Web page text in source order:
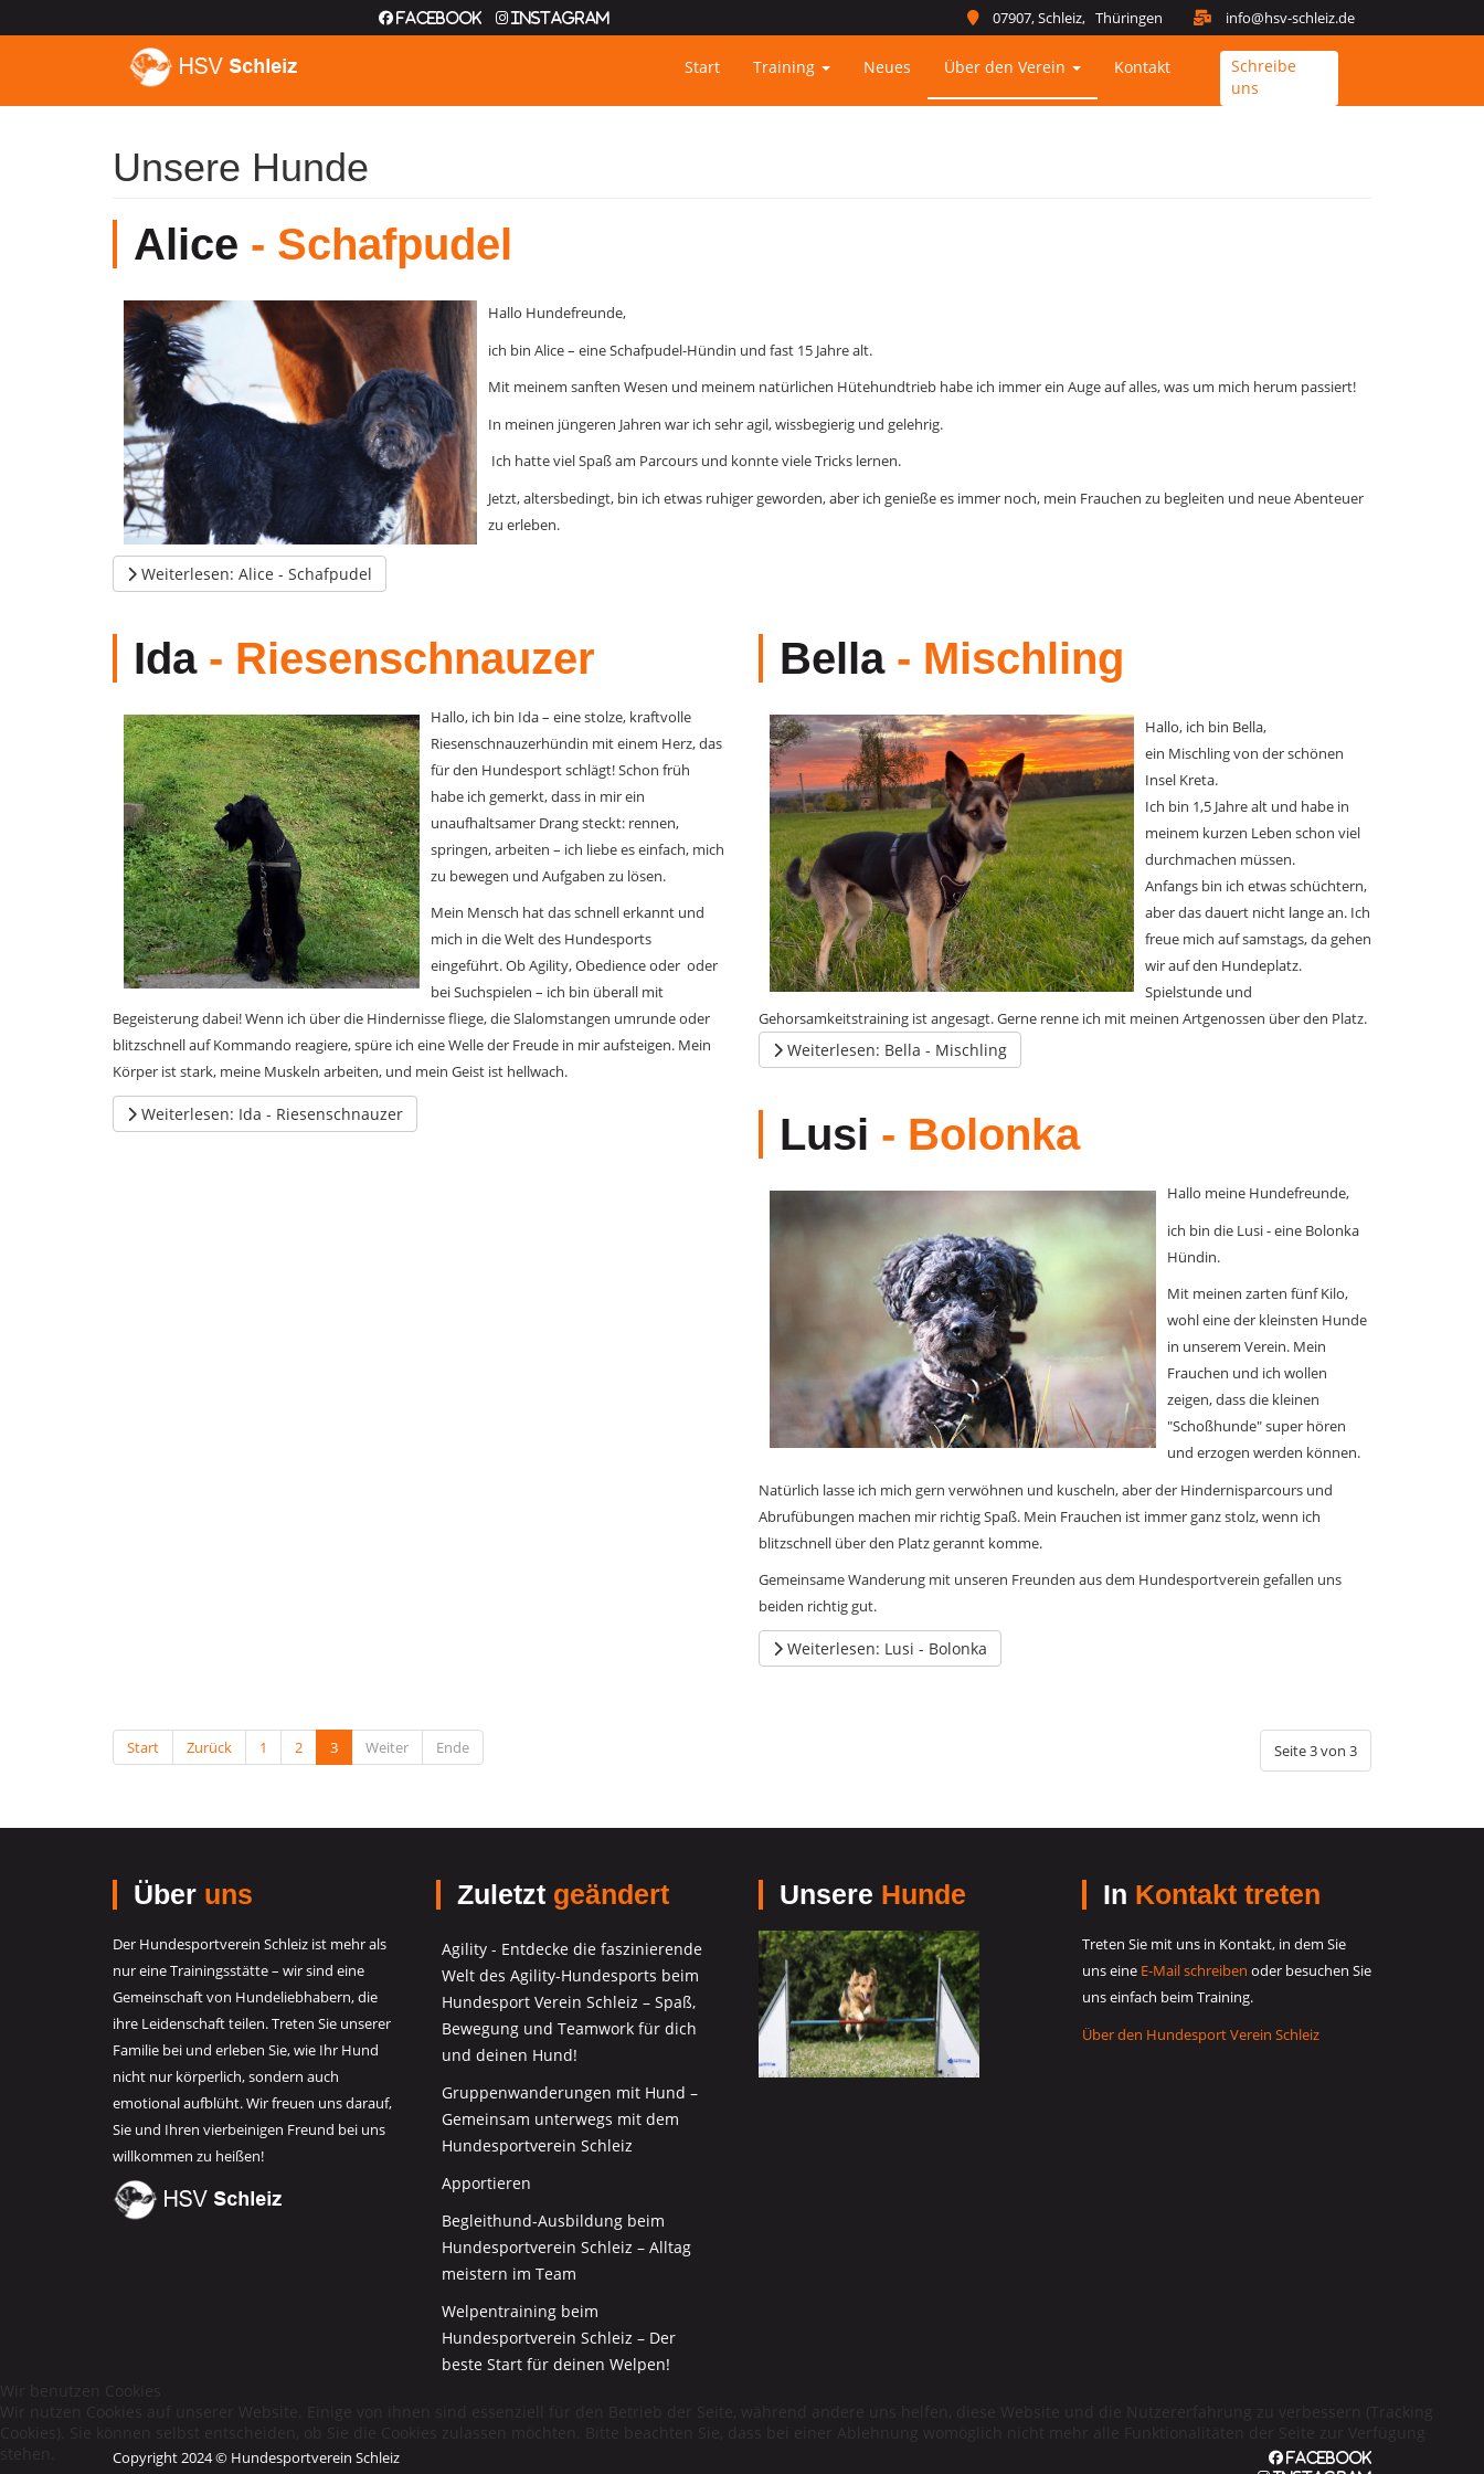
Facebook Instagram 07907, Schleiz, Thüringen info@hsv-schleiz.de
Start Training Neues Über den Verein Kontakt
Schreibe
uns
Unsere Hunde
Alice - Schafpudel
Hallo Hundefreunde,
ich bin Alice – eine Schafpudel-Hündin und fast 15 Jahre alt.
Mit meinem sanften Wesen und meinem natürlichen Hütehundtrieb habe ich immer ein Auge auf alles, was um mich herum passiert!
In meinen jüngeren Jahren war ich sehr agil, wissbegierig und gelehrig.
Ich hatte viel Spaß am Parcours und konnte viele Tricks lernen.
Jetzt, altersbedingt, bin ich etwas ruhiger geworden, aber ich genieße es immer noch, mein Frauchen zu begleiten und neue Abenteuer
zu erleben.
Weiterlesen: Alice - Schafpudel
Ida- Riesenschnauzer
Hallo, ich bin Ida – eine stolze, kraftvolle
Riesenschnauzerhündin mit einem Herz, das
für den Hundesport schlägt! Schon früh
habe ich gemerkt, dass in mir ein
unaufhaltsamer Drang steckt: rennen,
springen, arbeiten – ich liebe es einfach, mich
zu bewegen und Aufgaben zu lösen.
Mein Mensch hat das schnell erkannt und
mich in die Welt des Hundesports
eingeführt. Ob Agility, Obedience oder oder
bei Suchspielen – ich bin überall mit
Begeisterung dabei! Wenn ich über die Hindernisse fliege, die Slalomstangen umrunde oder
blitzschnell auf Kommando reagiere, spüre ich eine Welle der Freude in mir aufsteigen. Mein
Körper ist stark, meine Muskeln arbeiten, und mein Geist ist hellwach.
Weiterlesen: Ida - Riesenschnauzer
Bella- Mischling
Hallo, ich bin Bella,
ein Mischling von der schönen
Insel Kreta.
Ich bin 1,5 Jahre alt und habe in
meinem kurzen Leben schon viel
durchmachen müssen.
Anfangs bin ich etwas schüchtern,
aber das dauert nicht lange an. Ich
freue mich auf samstags, da gehen
wir auf den Hundeplatz.
Spielstunde und
Gehorsamkeitstraining ist angesagt. Gerne renne ich mit meinen Artgenossen über den Platz.
Weiterlesen: Bella - Mischling
Lusi - Bolonka
Hallo meine Hundefreunde,
ich bin die Lusi - eine Bolonka
Hündin.
Mit meinen zarten fünf Kilo,
wohl eine der kleinsten Hunde
in unserem Verein. Mein
Frauchen und ich wollen
zeigen, dass die kleinen
"Schoßhunde" super hören
und erzogen werden können.
Natürlich lasse ich mich gern verwöhnen und kuscheln, aber der Hindernisparcours und
Abrufübungen machen mir richtig Spaß. Mein Frauchen ist immer ganz stolz, wenn ich
blitzschnell über den Platz gerannt komme.
Gemeinsame Wanderung mit unseren Freunden aus dem Hundesportverein gefallen uns
beiden richtig gut.
Weiterlesen: Lusi - Bolonka
Seite 3 von 3
Start Zurück 1 2 3 Weiter Ende
Über uns
Der Hundesportverein Schleiz ist mehr als
nur eine Trainingsstätte – wir sind eine
Gemeinschaft von Hundeliebhabern, die
ihre Leidenschaft teilen. Treten Sie unserer
Familie bei und erleben Sie, wie Ihr Hund
nicht nur körperlich, sondern auch
emotional aufblüht. Wir freuen uns darauf,
Sie und Ihren vierbeinigen Freund bei uns
willkommen zu heißen!
Zuletztgeändert
Agility - Entdecke die faszinierende
Welt des Agility-Hundesports beim
Hundesport Verein Schleiz – Spaß,
Bewegung und Teamwork für dich
und deinen Hund!
Gruppenwanderungen mit Hund –
Gemeinsam unterwegs mit dem
Hundesportverein Schleiz
Apportieren
Begleithund-Ausbildung beim
Hundesportverein Schleiz – Alltag
meistern im Team
Welpentraining beim
Hundesportverein Schleiz – Der
beste Start für deinen Welpen!
Unsere Hunde In Kontakt treten
Treten Sie mit uns in Kontakt, in dem Sie
uns eine E-Mail schreiben oder besuchen Sie
uns einfach beim Training.
Über den Hundesport Verein Schleiz
Copyright 2024 © Hundesportverein Schleiz
Facebook
Wir benutzen Cookies
Wir nutzen Cookies auf unserer Website. Einige von ihnen sind essenziell für den Betrieb der Seite, während andere uns helfen, diese Website und die Nutzererfahrung zu verbessern (Tracking
Cookies). Sie können selbst entscheiden, ob Sie die Cookies zulassen möchten. Bitte beachten Sie, dass bei einer Ablehnung womöglich nicht mehr alle Funktionalitäten der Seite zur Verfügung
stehen.